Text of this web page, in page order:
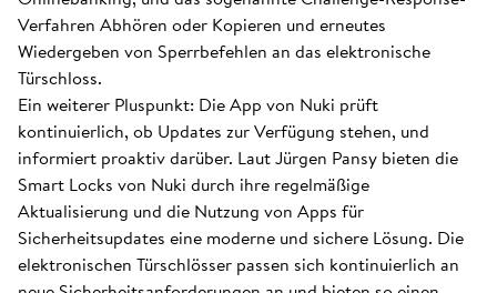
Verfahren Abhören oder Kopieren und erneutes
Wiedergeben von Sperrbefehlen an das elektronische
Türschloss.
Ein weiterer Pluspunkt: Die App von Nuki prüft
kontinuierlich, ob Updates zur Verfügung stehen, und
informiert proaktiv darüber. Laut Jürgen Pansy bieten die
Smart Locks von Nuki durch ihre regelmäßige
Aktualisierung und die Nutzung von Apps für
Sicherheitsupdates eine moderne und sichere Lösung. Die
elektronischen Türschlösser passen sich kontinuierlich an